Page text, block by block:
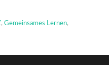
,Gemeinsames Lernen,